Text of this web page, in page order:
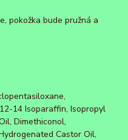
pokožka bude pružná a
14 Isoparaffin, Isopropyl
Dimethiconol,
Castor Oil,